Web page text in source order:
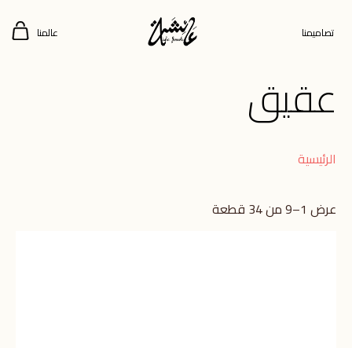
تصاميمنا عالمنا
عقيق
الرئيسية
عرض 1–9 من 34 قطعة